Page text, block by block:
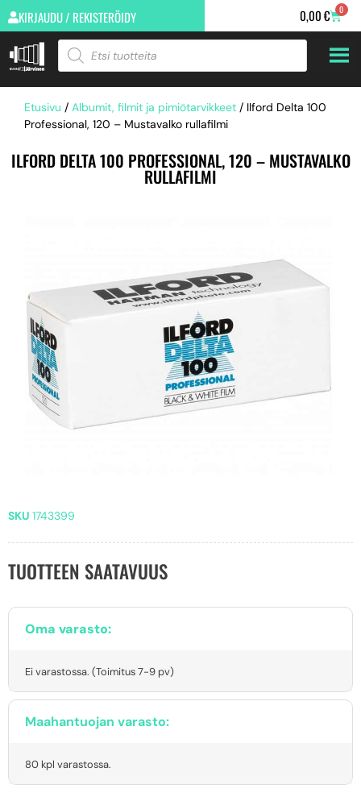
KIRJAUDU / REKISTERÖIDY 0,00€ 0
Etusivu / Albumit, filmit ja pimiötarvikkeet / Ilford Delta 100
Professional, 120 – Mustavalko rullafilmi
ILFORD DELTA 100 PROFESSIONAL, 120 – MUSTAVALKO
RULLAFILMI
SKU 1743399
TUOTTEEN SAATAVUUS
Oma varasto:
Ei varastossa. (Toimitus 7-9 pv)
Maahantuojan varasto:
80 kpl varastossa.